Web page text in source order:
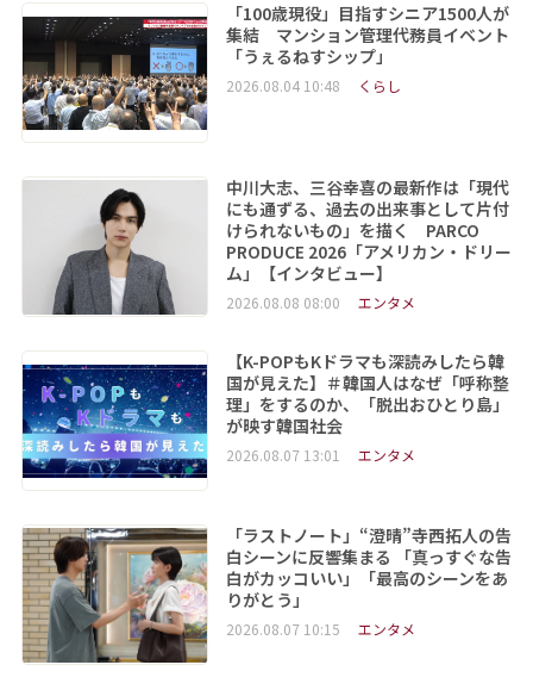
「100歳現役」目指すシニア1500人が
集結 マンション管理代務員イベント
「うぇるねすシップ」
2026.08.04 10:48 くらし
中川大志、三谷幸喜の最新作は「現代
にも通ずる、過去の出来事として片付
けられないもの」を描く PARCO
PRODUCE 2026「アメリカン・ドリー
ム」【インタビュー】
2026.08.08 08:00 エンタメ
【K-POPもKドラマも深読みしたら韓
国が見えた】＃韓国人はなぜ「呼称整
理」をするのか、「脱出おひとり島」
が映す韓国社会
2026.08.07 13:01 エンタメ
「ラストノート」“澄晴”寺西拓人の告
白シーンに反響集まる 「真っすぐな告
白がカッコいい」「最高のシーンをあ
りがとう」
2026.08.07 10:15 エンタメ